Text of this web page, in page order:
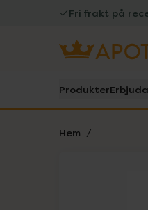
Fri frakt på
Produkter
Hem